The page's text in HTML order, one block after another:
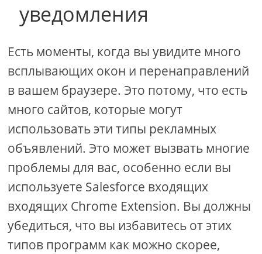
уведомления
Есть моменты, когда вы увидите много
всплывающих окон и перенаправлений
в вашем браузере. Это потому, что есть
много сайтов, которые могут
использовать эти типы рекламных
объявлений. Это может вызвать многие
проблемы для вас, особенно если вы
используете Salesforce входящих
входящих Chrome Extension. Вы должны
убедиться, что вы избавитесь от этих
типов программ как можно скорее,